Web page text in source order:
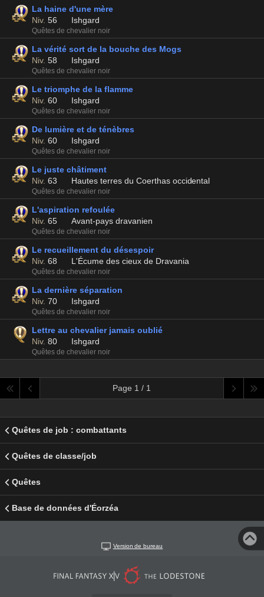
La haine d'une mère
Niv. 56 Ishgard
Quêtes de chevalier noir
La vérité sort de la bouche des Mogs
Niv. 58 Ishgard
Quêtes de chevalier noir
Le triomphe de la flamme
Niv. 60 Ishgard
Quêtes de chevalier noir
De lumière et de ténèbres
Niv. 60 Ishgard
Quêtes de chevalier noir
Le juste châtiment
Niv. 63 Hautes terres du Coerthas occidental
Quêtes de chevalier noir
L'aspiration refoulée
Niv. 65 Avant-pays dravanien
Quêtes de chevalier noir
Le recueillement du désespoir
Niv. 68 L'Écume des cieux de Dravania
Quêtes de chevalier noir
La dernière séparation
Niv. 70 Ishgard
Quêtes de chevalier noir
Lettre au chevalier jamais oublié
Niv. 80 Ishgard
Quêtes de chevalier noir
Page 1 / 1
Quêtes de job : combattants
Quêtes de classe/job
Quêtes
Base de données d'Éorzéa
Version de bureau